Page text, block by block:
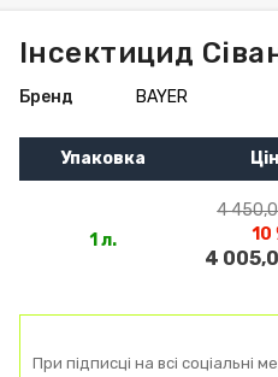
Інсектицид
Бренд BAYER
Упаковка
1 л.
4
10
4
При підписці на всі соціальні